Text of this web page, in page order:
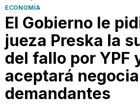
ECONOMÍA
El Gobierno le
jueza Preska la
del fallo por YPF
aceptará
demandantes